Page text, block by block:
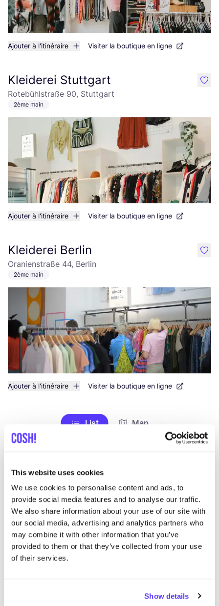
This website uses cookies
We use cookies to personalise content and ads, to
provide social media features and to analyse our traffic.
We also share information about your use of our site with
our social media, advertising and analytics partners who
may combine it with other information that you’ve
provided to them or that they’ve collected from your use
of their services.
Show details
Ajouter à l'itinéraire Visiter la boutique en ligne
Kleiderei Stuttgart
Rotebühlstraße 90, Stuttgart
2ème main
Ajouter à l'itinéraire Visiter la boutique en ligne
like
Kleiderei Berlin
Oranienstraße 44, Berlin
2ème main
Ajouter à l'itinéraire Visiter la boutique en ligne
like
List Map
Autres marques